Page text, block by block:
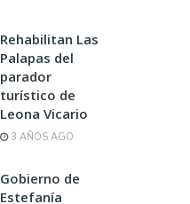
Rehabilitan Las
Palapas del
parador
turístico de
Leona Vicario
3 AÑOS AGO
Gobierno de
Estefanía